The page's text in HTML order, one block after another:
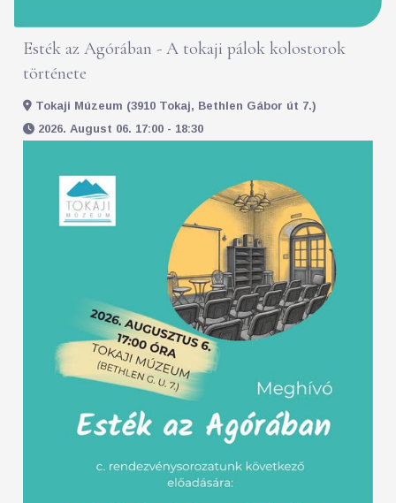
Esték az Agórában - A tokaji pálok kolostorok
története
Tokaji Múzeum (3910 Tokaj, Bethlen Gábor út 7.)
2026. August 06. 17:00 - 18:30